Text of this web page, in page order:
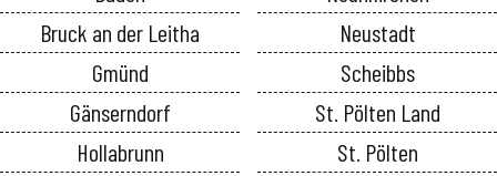
Bruck an der Leitha
Gmünd
Gänserndorf
Hollabrunn
Neustadt
Scheibbs
St. Pölten Land
St. Pölten